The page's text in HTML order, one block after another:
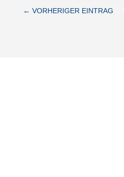
← VORHERIGER EINTRAG